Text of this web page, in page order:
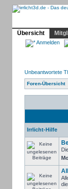
Übersicht
Anmelden
Unbeantwortete
Foren-Übersicht
Irrlicht-Hilfe